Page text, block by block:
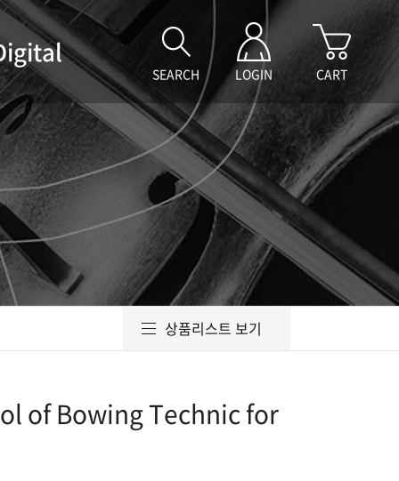
SEARCH LOGIN CART
상품리스트 보기
of Bowing Technic for